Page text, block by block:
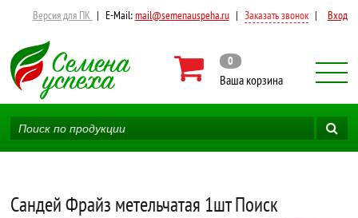
Версия для ПК | E-Mail:mail@semenauspeha.ru | Заказать звонок | Вход
0
Ваша корзина
Сандей Фрайз метельчатая 1шт Поиск